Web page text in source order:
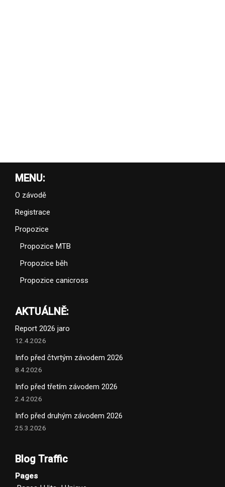
MENU:
O závodě
Registrace
Propozice
Propozice MTB
Propozice běh
Propozice canicross
AKTUÁLNĚ:
Report 2026 jaro
12.4.2026
Info před čtvrtým závodem 2026
8.4.2026
Info před třetím závodem 2026
2.4.2026
Info před druhým závodem 2026
25.3.2026
Blog Traffic
Pages